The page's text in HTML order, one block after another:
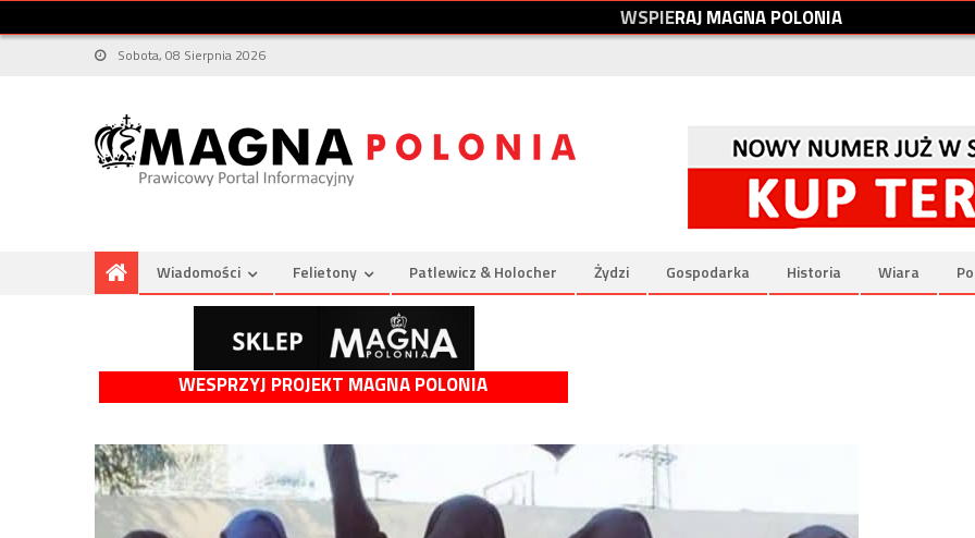
WSPIERAJMAGNAPOLONIA
Sobota, 08 Sierpnia 2026
Wiadomości Felietony Patlewicz & Holocher Żydzi Gospodarka Historia Wiara
WESPRZYJ PROJEKT MAGNA POLONIA